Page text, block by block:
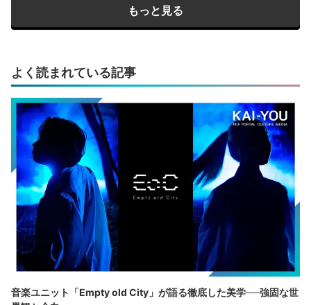
もっと見る
よく読まれている記事
音楽ユニット「Empty old City」が語る徹底した美学──強固な世